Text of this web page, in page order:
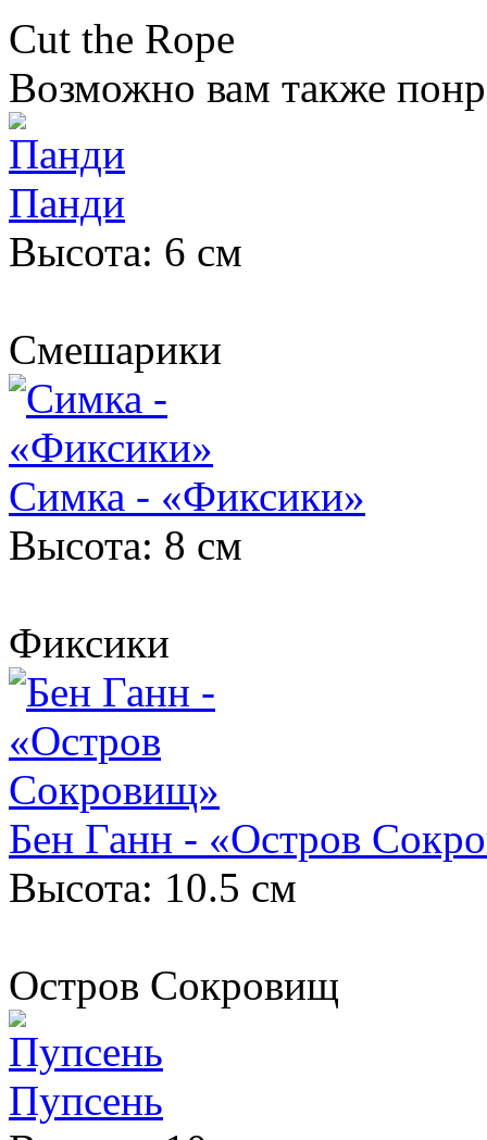
Cut the Rope
Возможно вам также
Панди
Высота: 6 см
Смешарики
Симка - «Фиксики»
Высота: 8 см
Фиксики
Бен Ганн - «Остров
Высота: 10.5 см
Остров Сокровищ
Пупсень